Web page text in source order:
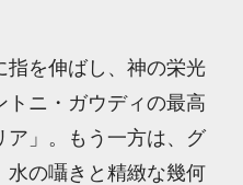
指を伸ばし、神の栄光
トニ・ガウディの最高
ア」。もう一方は、グ
水の囁きと精緻な幾何